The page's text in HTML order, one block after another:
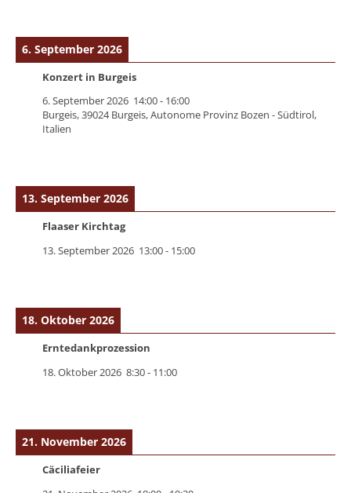
6. September 2026
Konzert in Burgeis
6. September 2026 14:00- 16:00
Burgeis, 39024 Burgeis, Autonome Provinz Bozen - Südtirol,
Italien
13. September 2026
Flaaser Kirchtag
13. September 2026 13:00- 15:00
18. Oktober 2026
Erntedankprozession
18. Oktober 2026 8:30- 11:00
21. November 2026
Cäciliafeier